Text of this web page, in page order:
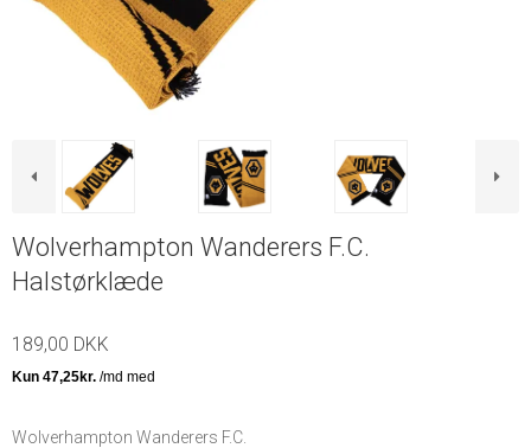
Wolverhampton Wanderers F.C.
Halstørklæde
189,00 DKK
Wolverhampton Wanderers F.C.